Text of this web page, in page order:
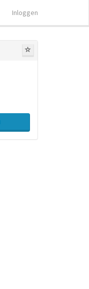
Inloggen